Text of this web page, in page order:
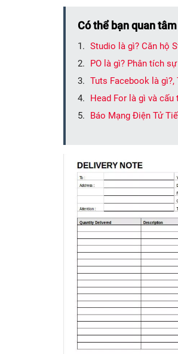
Có thể bạn quan tâm
Studio là gì? Căn hộ
PO là gì? Phân tích
Tuts Facebook là gì?,
Head For là gì và
Báo Mạng Điện Tử